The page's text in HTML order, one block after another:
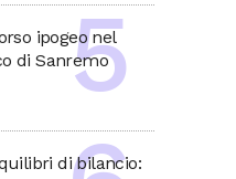
ipogeo nel
di Sanremo
di bilancio: